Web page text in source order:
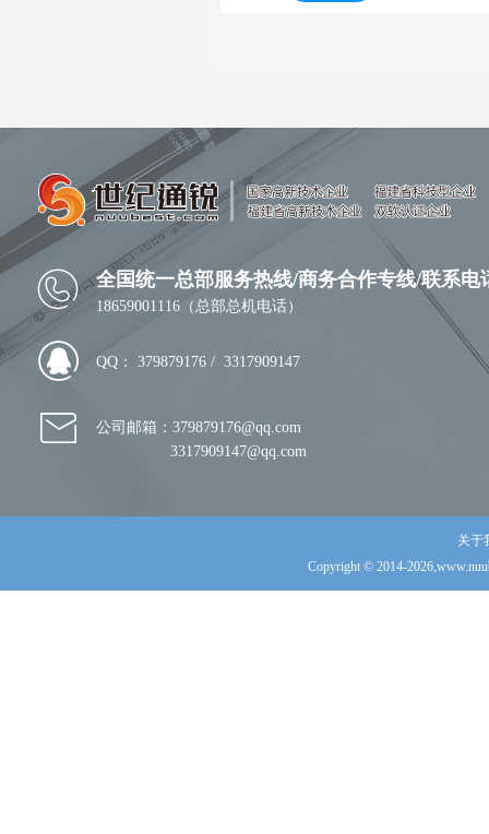
全国统一总部服务热线/商务合作专线/联系电
18659001116（总部总机电话）
QQ： 379879176 / 3317909147
公司邮箱：379879176@qq.com
3317909147@qq.com
关于
Copyright © 2014-